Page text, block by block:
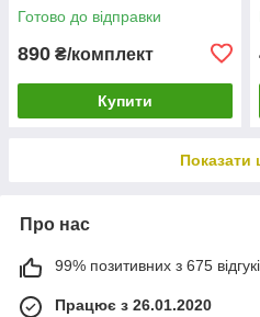
Готово до відправки
890 ₴/комплект
Купити
Показати
Про нас
99% позитивних з 675
Працює з 26.01.2020